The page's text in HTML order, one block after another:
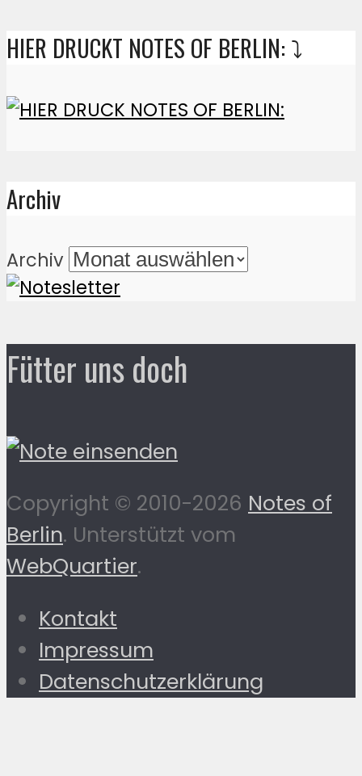
HIER DRUCKT NOTES OF BERLIN: ⤵️
Archiv
Archiv
Fütter uns doch
Copyright © 2010-2026 Notes of
Berlin. Unterstützt vom
WebQuartier.
Kontakt
Impressum
Datenschutzerklärung